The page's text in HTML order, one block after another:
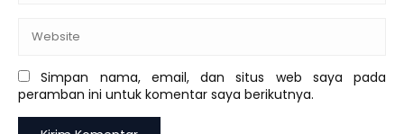
Simpan nama, email, dan situs web saya pada
peramban ini untuk komentar saya berikutnya.